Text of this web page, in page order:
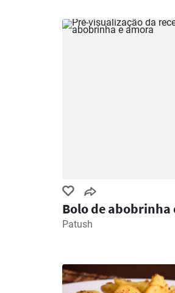
Bolo de abobrinha
Patush